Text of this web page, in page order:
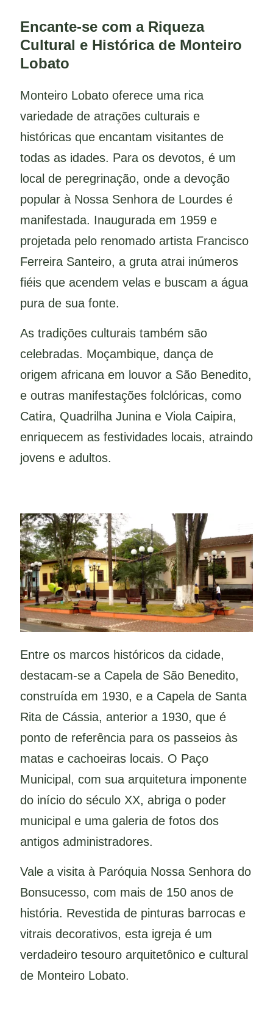
Encante-se com a Riqueza
Cultural e Histórica de Monteiro
Lobato
Monteiro Lobato oferece uma rica
variedade de atrações culturais e
históricas que encantam visitantes de
todas as idades. Para os devotos, é um
local de peregrinação, onde a devoção
popular à Nossa Senhora de Lourdes é
manifestada. Inaugurada em 1959 e
projetada pelo renomado artista Francisco
Ferreira Santeiro, a gruta atrai inúmeros
fiéis que acendem velas e buscam a água
pura de sua fonte.
As tradições culturais também são
celebradas. Moçambique, dança de
origem africana em louvor a São Benedito,
e outras manifestações folclóricas, como
Catira, Quadrilha Junina e Viola Caipira,
enriquecem as festividades locais, atraindo
jovens e adultos.
Entre os marcos históricos da cidade,
destacam-se a Capela de São Benedito,
construída em 1930, e a Capela de Santa
Rita de Cássia, anterior a 1930, que é
ponto de referência para os passeios às
matas e cachoeiras locais. O Paço
Municipal, com sua arquitetura imponente
do início do século XX, abriga o poder
municipal e uma galeria de fotos dos
antigos administradores.
Vale a visita à Paróquia Nossa Senhora do
Bonsucesso, com mais de 150 anos de
história. Revestida de pinturas barrocas e
vitrais decorativos, esta igreja é um
verdadeiro tesouro arquitetônico e cultural
de Monteiro Lobato.